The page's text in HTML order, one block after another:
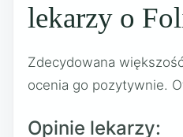
lekarzy o
Zdecydowana
ocenia go pozytywnie.
Opinie lekarzy: